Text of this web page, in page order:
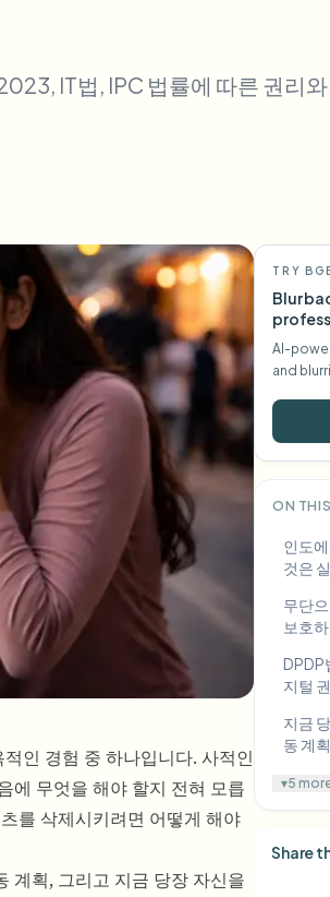
Journalist Government
IT법, IPC 법률에 따른 권리
인 경험 중 하나입니다. 사적인
에 무엇을 해야 할지 전혀 모릅
를 삭제시키려면 어떻게 해야
계획, 그리고 지금 당장 자신을
TRY
Blur
AI-
and
ON
인도
것은
무단
보호
DPDP
지털
지금
동 계획
▾5
Share